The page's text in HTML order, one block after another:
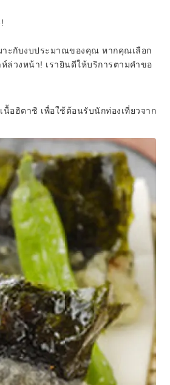
มาะกับงบประมาณของคุณ หากคุณเลือก
ล่วงหน้า! เรายินดีให้บริการตามคำขอ
อฮิตาชิ เพื่อใช้ต้อนรับนักท่องเที่ยวจาก